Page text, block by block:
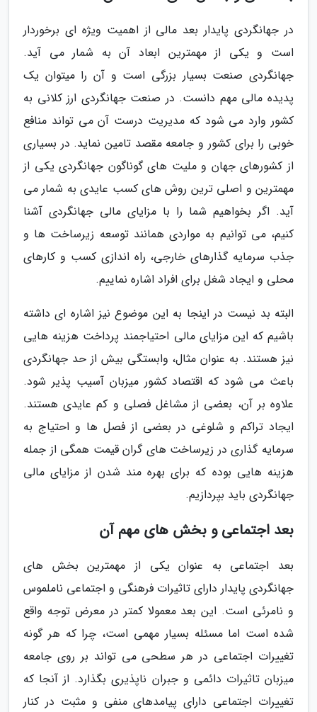
در جهانگردی پایدار بعد مالی از اهمیت ویژه ای برخوردار
است و یکی از مهمترین ابعاد آن به شمار می آید.
جهانگردی صنعت بسیار بزرگی است و آن را میتوان یک
پدیده مالی مهم دانست. در صنعت جهانگردی ارز کلانی به
کشور وارد می شود که مدیریت درست آن می تواند منافع
خوبی را برای کشور و جامعه مقصد تامین نماید. در بسیاری
از کشورهای جهان و ملیت های گوناگون جهانگردی یکی از
مهمترین و اصلی ترین روش های کسب عایدی به شمار می
آید. اگر بخواهیم شما را با مزایای مالی جهانگردی آشنا
کنیم، می توانیم به مواردی همانند توسعه زیرساخت ها و
جذب سرمایه گذارهای خارجی، راه اندازی کسب و کارهای
محلی و ایجاد شغل برای افراد اشاره نماییم.
البته بد نیست در اینجا به این موضوع نیز اشاره ای داشته
باشیم که این مزایای مالی احتیاجمند پرداخت هزینه هایی
نیز هستند. به عنوان مثال، وابستگی بیش از حد جهانگردی
باعث می شود که اقتصاد کشور میزبان آسیب پذیر شود.
علاوه بر آن، بعضی از مشاغل فصلی و کم عایدی هستند.
ایجاد تراکم و شلوغی در بعضی از فصل ها و احتیاج به
سرمایه گذاری در زیرساخت های گران قیمت همگی از جمله
هزینه هایی بوده که برای بهره مند شدن از مزایای مالی
جهانگردی باید بپردازیم.
بعد اجتماعی و بخش های مهم آن
بعد اجتماعی به عنوان یکی از مهمترین بخش های
جهانگردی پایدار دارای تاثیرات فرهنگی و اجتماعی ناملموس
و نامرئی است. این بعد معمولا کمتر در معرض توجه واقع
شده است اما مسئله بسیار مهمی است، چرا که هر گونه
تغییرات اجتماعی در هر سطحی می تواند بر روی جامعه
میزبان تاثیرات دائمی و جبران ناپذیری بگذارد. از آنجا که
تغییرات اجتماعی دارای پیامدهای منفی و مثبت در کنار